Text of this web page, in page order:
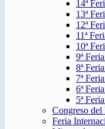
14ª
13ª
12ª
11ª
10ª
9ª
8ª
7ª
6ª
5ª
Congreso
Feria